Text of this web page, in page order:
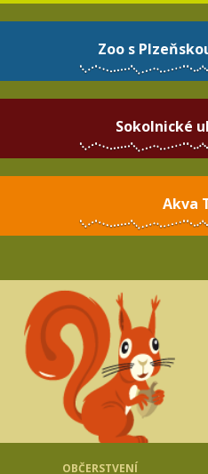
Zoo s
Sokolnické
Akva
OBČERSTVENÍ